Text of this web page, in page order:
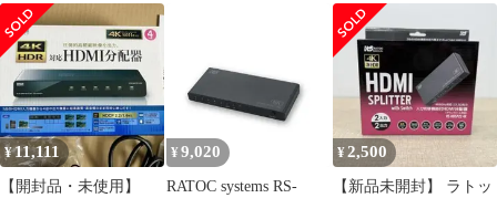
応 1入力2出力 外部音声
出力付 HDMI分配器
RSHDSP2PA4K
¥11,111
【開封品・未使用】
¥ 9,020
RATOC systems RS-
¥2,500
【新品未開封】 ラトッ